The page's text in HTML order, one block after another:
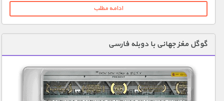
ادامه مطلب
گوگل مغز جهانی با دوبله فارسی